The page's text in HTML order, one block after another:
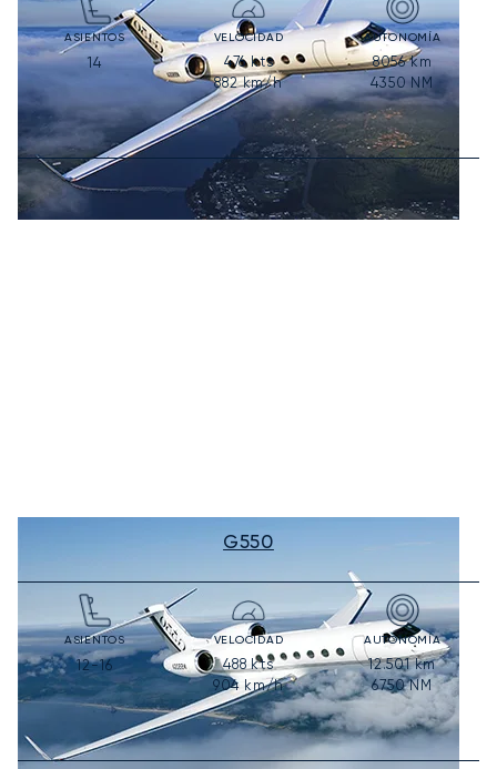
ASIENTOS
14
VELOCIDAD
476kts
882km/h
AUTONOMÍA
8056km
4350 NM
G550
ASIENTOS
12-16
VELOCIDAD
488 kts
904 km/h
AUTONOMÍA
12.501km
6750NM